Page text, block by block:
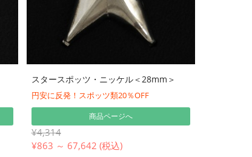
スタースポッツ・ニッケル＜28mm＞
円安に反発！スポッツ類20％OFF
商品ページへ
¥4,314
¥863 ～ 67,642 (税込)